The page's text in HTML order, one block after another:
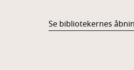
Se bibliotekernes